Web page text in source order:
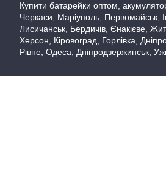
Купити батарейки оптом,
Черкаси, Маріуполь, Первомайськ,
Лисичанськ, Бердичів, Єнакієве,
Херсон, Кіровоград, Горлівка,
Рівне, Одеса, Дніпродзержинськ,